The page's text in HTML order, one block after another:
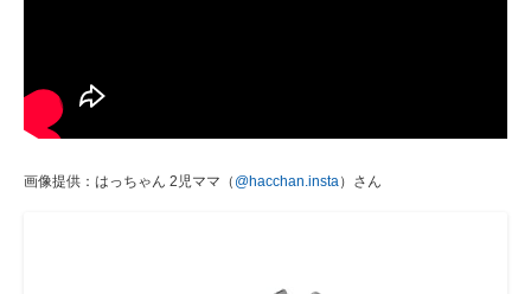
画像提供：はっちゃん 2児ママ（ @hacchan.insta）さん